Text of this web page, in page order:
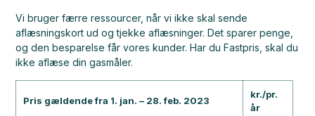
Vi bruger færre ressourcer, når vi ikke skal sende
aflæsningskort ud og tjekke aflæsninger. Det sparer penge,
og den besparelse får vores kunder. Har du Fastpris, skal du
ikke aflæse din gasmåler.
Pris gældende fra 1. jan. – 28. feb. 2023
kr./pr.
år